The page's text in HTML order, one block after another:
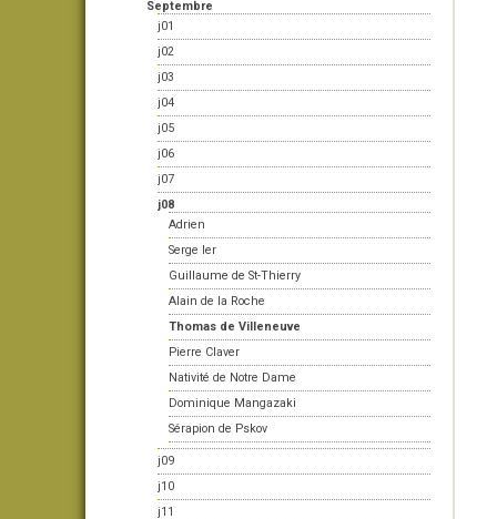
Septembre
j01
j02
j03
j04
j05
j06
j07
j08
Adrien
Serge Ier
Guillaume de St-Thierry
Alain de la Roche
Thomas de Villeneuve
Pierre Claver
Nativité de Notre Dame
Dominique Mangazaki
Sérapion de Pskov
j09
j10
j11